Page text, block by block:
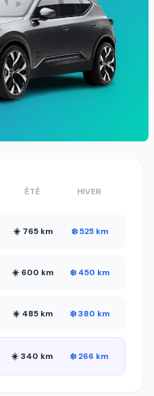
ÉTÉ HIVER
☀️ 765 km ❄️ 525 km
☀️ 600 km ❄️ 450 km
☀️ 485 km ❄️ 380 km
☀️ 340 km ❄️ 266 km